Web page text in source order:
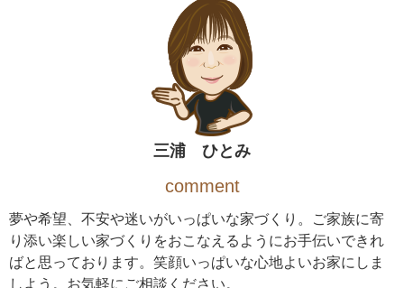
三浦 ひとみ
comment
夢や希望、不安や迷いがいっぱいな家づくり。ご家族に寄
り添い楽しい家づくりをおこなえるようにお手伝いできれ
ばと思っております。笑顔いっぱいな心地よいお家にしま
しよう。お気軽にご相談ください。